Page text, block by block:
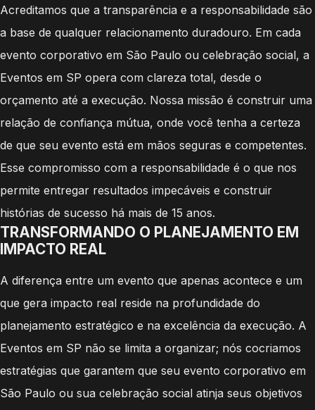
Acreditamos que a transparência e a responsabilidade são
a base de qualquer relacionamento duradouro. Em cada
evento corporativo em São Paulo ou celebração social, a
Eventos em SP opera com clareza total, desde o
orçamento até a execução. Nossa missão é construir uma
relação de confiança mútua, onde você tenha a certeza
de que seu evento está em mãos seguras e competentes.
Esse compromisso com a responsabilidade é o que nos
permite entregar resultados impecáveis e construir
histórias de sucesso há mais de 15 anos.
TRANSFORMANDO O PLANEJAMENTO EM
IMPACTO REAL
A diferença entre um evento que apenas acontece e um
que gera impacto real reside na profundidade do
planejamento estratégico e na excelência da execução. A
Eventos em SP não se limita a organizar; nós cocriamos
estratégias que garantem que seu evento corporativo em
São Paulo ou sua celebração social atinja seus objetivos